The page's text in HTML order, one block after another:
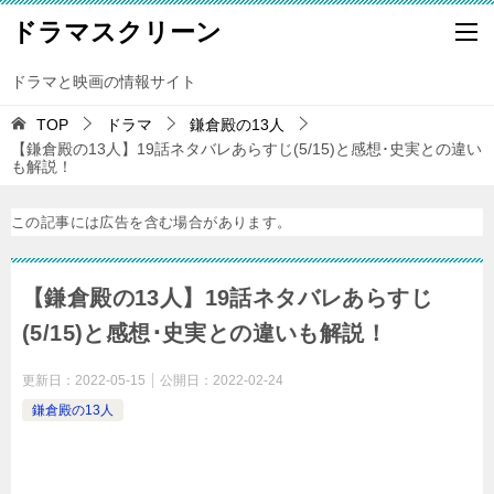
ドラマスクリーン
ドラマと映画の情報サイト
TOP ドラマ
鎌倉殿の13人
【鎌倉殿の13人】19話ネタバレあらすじ(5/15)と感想･史実との違い
も解説！
この記事には広告を含む場合があります。
【鎌倉殿の13人】19話ネタバレあらすじ
(5/15)と感想･史実との違いも解説！
更新日： 2022-05-15 公開日： 2022-02-24
鎌倉殿の13人